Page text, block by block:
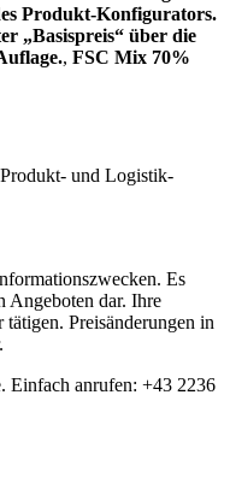
Produkt-Konfigurators.
„Basispreis“ über die
, FSC Mix 70%
und Logistik-
Es
Angeboten dar. Ihre
Preisänderungen in
Einfach anrufen: +43 2236